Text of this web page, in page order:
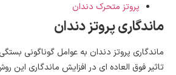
پروتز متحرک دندان
ماندگاری پروتز دندان
ماندگاری پروتز دندان به عوامل گوناگونی
تاثیر فوق العاده ای در افزایش ماندگاری این